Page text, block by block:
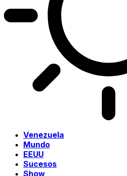
Venezuela
Mundo
EEUU
Sucesos
Show